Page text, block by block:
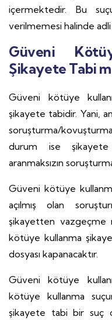
içermektedir. Bu
verilmemesi halinde
Güveni
Şikayete Tabi
Güveni kötüye
şikayete tabidir. Yani,
soruşturma/
durum ise
aranmaksızın
Güveni kötüye
açılmış olan
şikayetten vazgeçme
kötüye kullanma
dosyası kapanacaktır.
Güveni kötüye
kötüye kullanma
şikayete tabi bir suç